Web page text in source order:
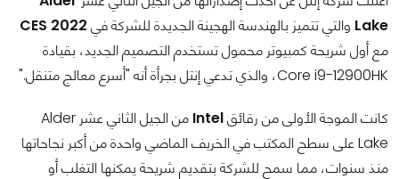
Lake والتي تتميز بالهندسة الهجينة الجديدة للشركة في CES 2022
مع أول شريحة كمبيوتر محمول تستخدم التصميم الجديد، بقيادة
Core i9-12900HK، والذي تدعي إنتل بجرأة أنه "أسرع معالج متنقل."
كانت الموجة الأولى من رقائقIntel
من الجيل الثاني عشر Alder
Lake على سطح المكتب في الخريف الماضي واحدة من أكبر نجاحاتها
منذ سنوات، مما سمح للشركة بتقديم شريحة يمكنها التغلب أو